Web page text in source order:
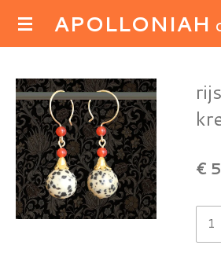
Ga
de
hoofdinhoud
APOLLONIAH
€